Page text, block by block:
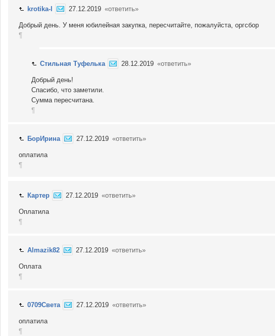
krotika-l 27.12.2019 «ответить»
Добрый день. У меня юбилейная закупка, пересчитайте, пожалуйста, оргсбор
¶
Стильная Туфелька 28.12.2019 «ответить»
Добрый день!
Спасибо, что заметили.
Сумма пересчитана.
¶
БорИрина 27.12.2019 «ответить»
оплатила
¶
Картер 27.12.2019 «ответить»
Оплатила
¶
Almazik82 27.12.2019 «ответить»
Оплата
¶
0709Света 27.12.2019 «ответить»
оплатила
¶